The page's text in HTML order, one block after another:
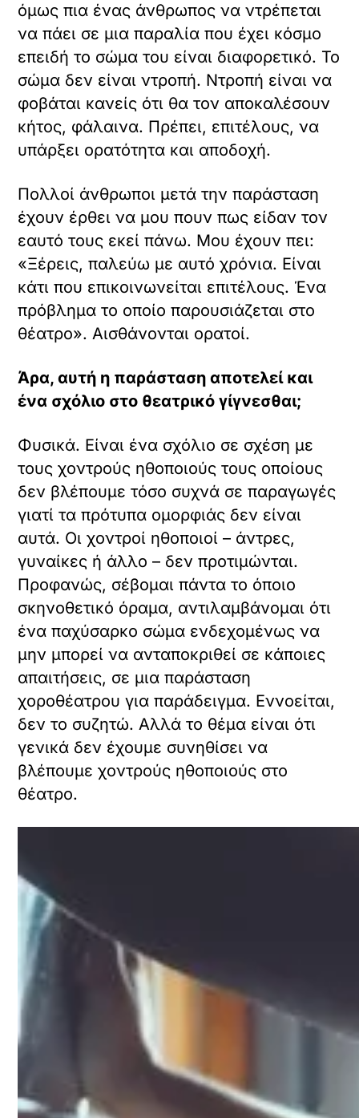
όμως πια ένας άνθρωπος να ντρέπεται
να πάει σε μια παραλία που έχει κόσμο
επειδή το σώμα του είναι διαφορετικό. Το
σώμα δεν είναι ντροπή. Ντροπή είναι να
φοβάται κανείς ότι θα τον αποκαλέσουν
κήτος, φάλαινα. Πρέπει, επιτέλους, να
υπάρξει ορατότητα και αποδοχή.
Πολλοί άνθρωποι μετά την παράσταση
έχουν έρθει να μου πουν πως είδαν τον
εαυτό τους εκεί πάνω. Μου έχουν πει:
«Ξέρεις, παλεύω με αυτό χρόνια. Είναι
κάτι που επικοινωνείται επιτέλους. Ένα
πρόβλημα το οποίο παρουσιάζεται στο
θέατρο». Αισθάνονται ορατοί.
Άρα, αυτή η παράσταση αποτελεί και
ένα σχόλιο στο θεατρικό γίγνεσθαι;
Φυσικά. Είναι ένα σχόλιο σε σχέση με
τους χοντρούς ηθοποιούς τους οποίους
δεν βλέπουμε τόσο συχνά σε παραγωγές
γιατί τα πρότυπα ομορφιάς δεν είναι
αυτά. Οι χοντροί ηθοποιοί – άντρες,
γυναίκες ή άλλο – δεν προτιμώνται.
Προφανώς, σέβομαι πάντα το όποιο
σκηνοθετικό όραμα, αντιλαμβάνομαι ότι
ένα παχύσαρκο σώμα ενδεχομένως να
μην μπορεί να ανταποκριθεί σε κάποιες
απαιτήσεις, σε μια παράσταση
χοροθέατρου για παράδειγμα. Εννοείται,
δεν το συζητώ. Αλλά το θέμα είναι ότι
γενικά δεν έχουμε συνηθίσει να
βλέπουμε χοντρούς ηθοποιούς στο
θέατρο.